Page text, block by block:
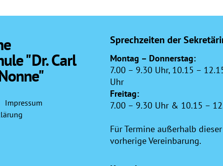
"Dr. Carl
Impressum
Sprechzeiten der
Montag – Donnerstag:
7.00 – 9.30 Uhr, 10.15 –
Uhr
Freitag:
7.00 – 9.30 Uhr & 10.15 –
Für Termine außerhalb
vorherige Vereinbarung.